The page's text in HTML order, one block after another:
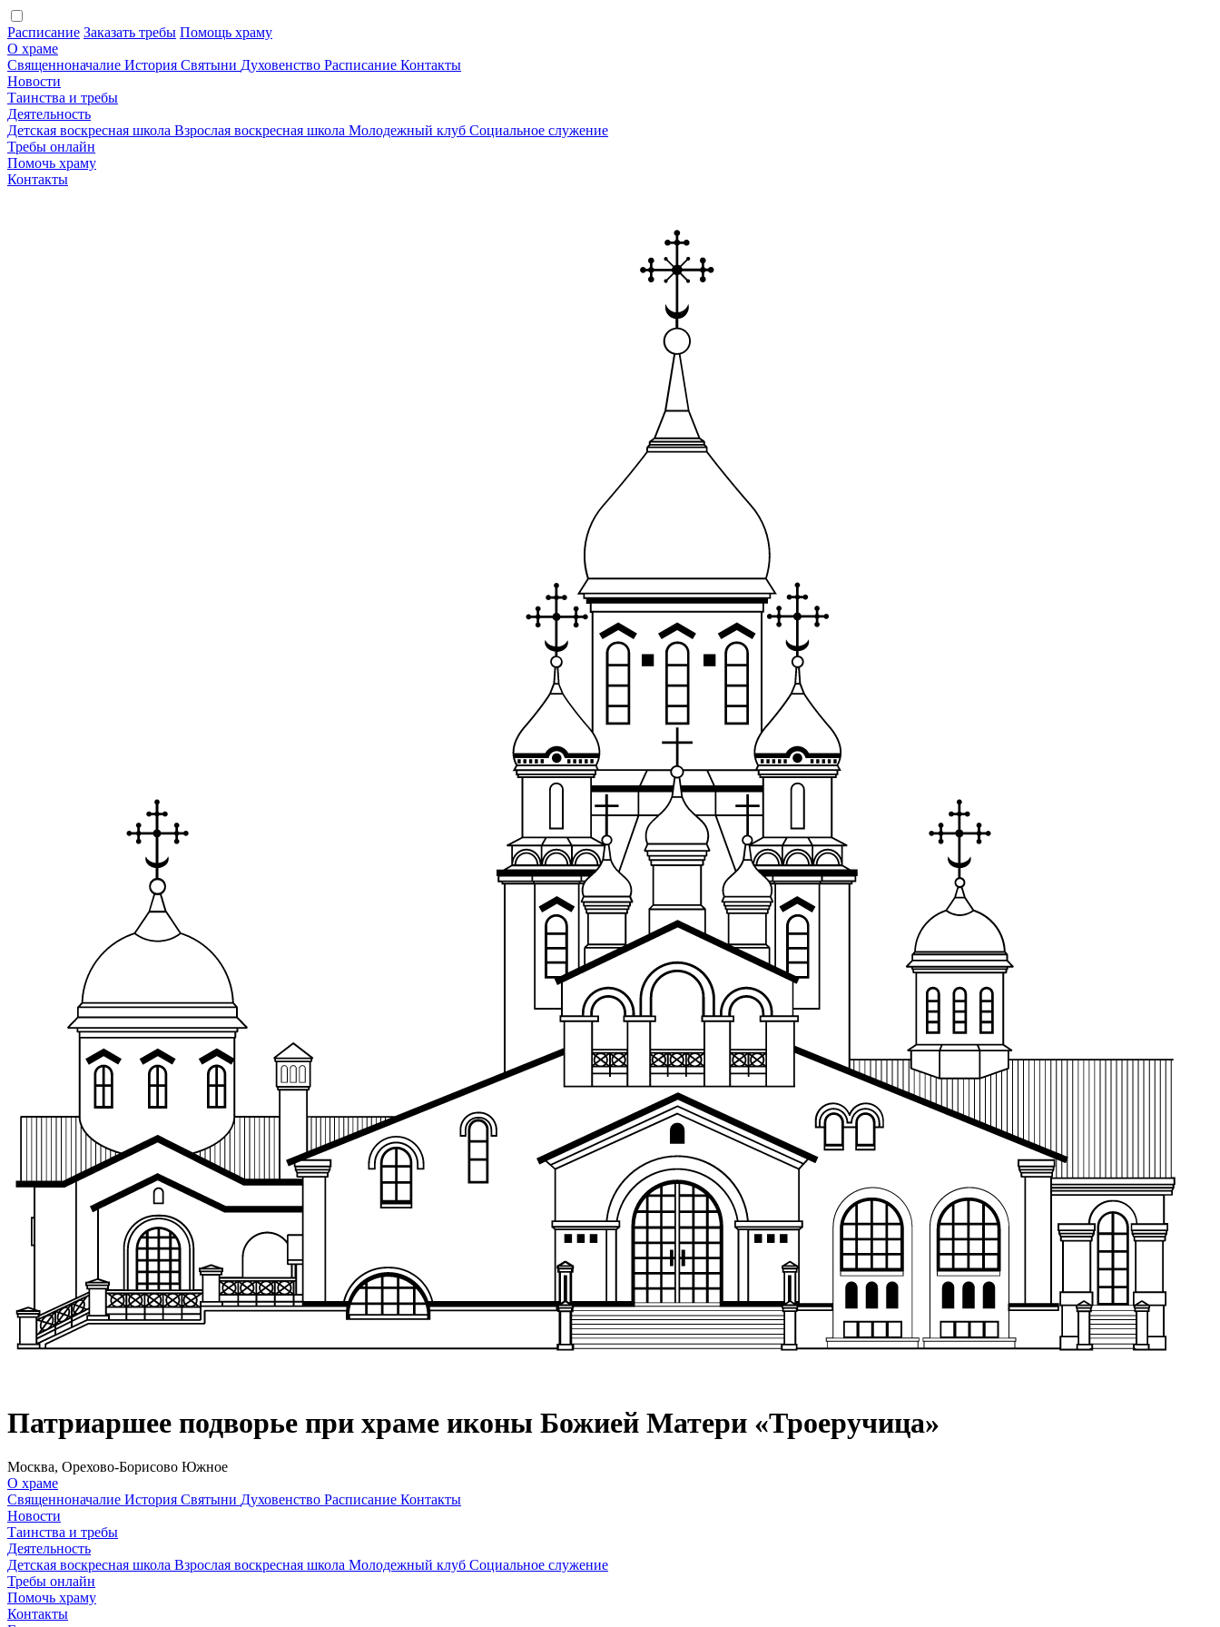
Расписание Заказать требы Помощь храму
О храме
Священноначалие История Святыни Духовенство Расписание Контакты
Новости
Таинства и требы
Деятельность
Детская воскресная школа Взрослая воскресная школа Молодежный клуб Социальное служение
Требы онлайн
Помочь храму
Контакты
Патриаршее подворье при храме иконы Божией Матери «Троеручица»
Москва, Орехово-Борисово Южное
О храме
Священноначалие История Святыни Духовенство Расписание Контакты
Новости
Таинства и требы
Деятельность
Детская воскресная школа Взрослая воскресная школа Молодежный клуб Социальное служение
Требы онлайн
Помочь храму
Контакты